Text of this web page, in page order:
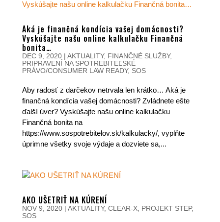
Aká je finančná kondícia vašej domácnosti?
Vyskúšajte našu online kalkulačku Finančná
bonita…
DEC 9, 2020| AKTUALITY, FINANČNÉ SLUŽBY,
PRIPRAVENÍ NA SPOTREBITEĽSKÉ
PRÁVO/CONSUMER LAW READY, SOS
Aby radosť z darčekov netrvala len krátko… Aká je
finančná kondícia vašej domácnosti? Zvládnete ešte
ďalší úver? Vyskúšajte našu online kalkulačku
Finančná bonita na
https://www.sospotrebitelov.sk/kalkulacky/, vyplňte
úprimne všetky svoje výdaje a dozviete sa,...
AKO UŠETRIŤ NA KÚRENÍ
NOV 9, 2020| AKTUALITY, CLEAR-X, PROJEKT STEP,
SOS